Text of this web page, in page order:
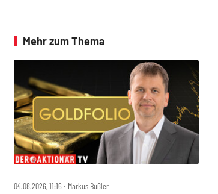
Mehr zum Thema
04.08.2026, 11:16 ‧ Markus Bußler